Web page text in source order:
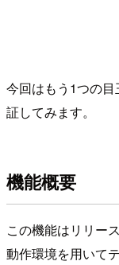
今回はもう1つの
証してみます。
機能概要
この機能はリリー
動作環境を用いて